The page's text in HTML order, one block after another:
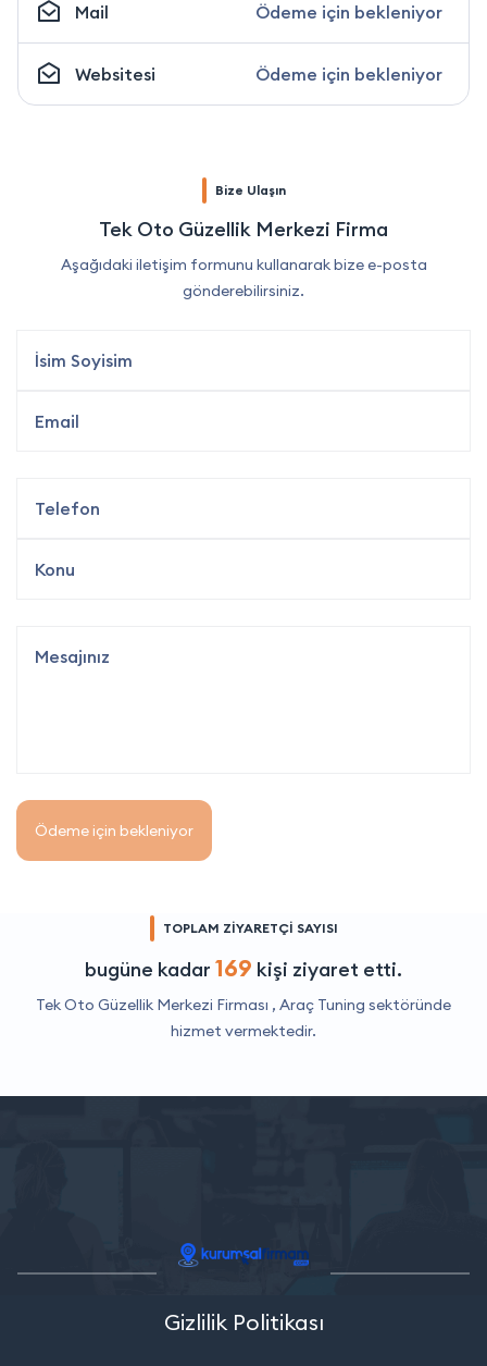
Mail Ödeme için bekleniyor
Websitesi Ödeme için bekleniyor
Bize Ulaşın
Tek Oto Güzellik Merkezi Firma
Aşağıdaki iletişim formunu kullanarak bize e-posta
gönderebilirsiniz.
Ödeme için bekleniyor
TOPLAM ZİYARETÇİ SAYISI
bugüne kadar 169 kişi ziyaret etti.
Tek Oto Güzellik Merkezi Firması , Araç Tuning sektöründe
hizmet vermektedir.
Gizlilik Politikası